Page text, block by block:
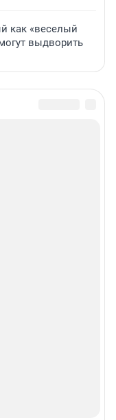
как «веселый
выдворить